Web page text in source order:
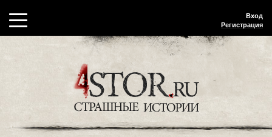
Вход
Регистрация